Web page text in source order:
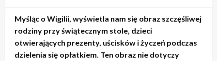
Myśląc o Wigilii, wyświetla nam się obraz szczęśliwej
rodziny przy świątecznym stole, dzieci
otwierających prezenty, uścisków i życzeń podczas
dzielenia się opłatkiem. Ten obraz nie dotyczy